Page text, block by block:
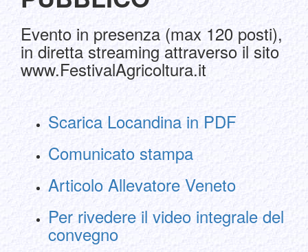
Evento in presenza (max 120 posti),
in diretta streaming attraverso il sito
www.FestivalAgricoltura.it
Scarica Locandina in PDF
Comunicato stampa
Articolo Allevatore Veneto
Per rivedere il video integrale del
convegno